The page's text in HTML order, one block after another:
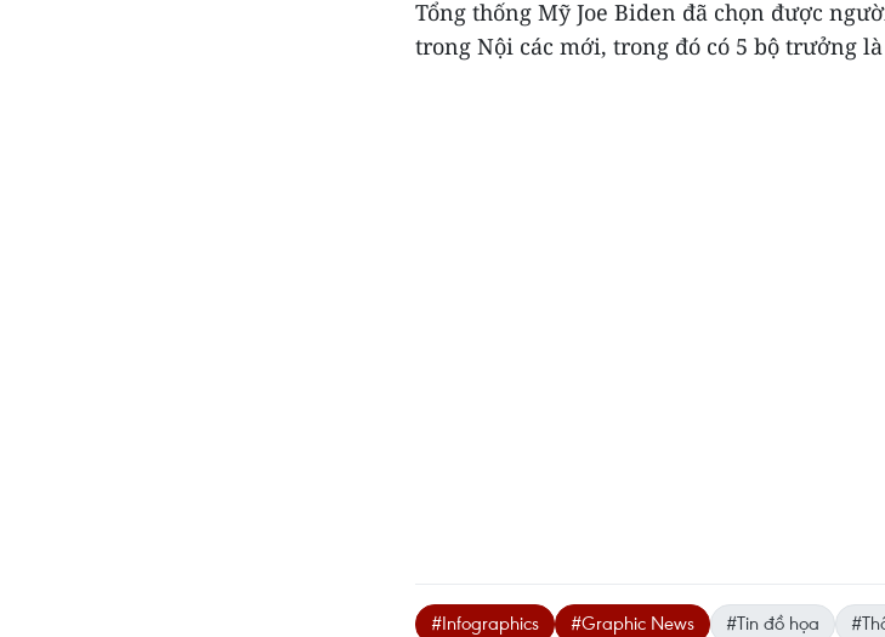
Tổng thống Mỹ Joe Biden đã chọn được
trong Nội các mới, trong đó có 5 bộ trưởng
#Infographics #Graphic News #Tin đồ họa